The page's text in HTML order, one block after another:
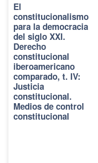
El
constitucionalismo
para la democracia
del siglo XXI.
Derecho
constitucional
iberoamericano
comparado, t. IV:
Justicia
constitucional.
Medios de control
constitucional